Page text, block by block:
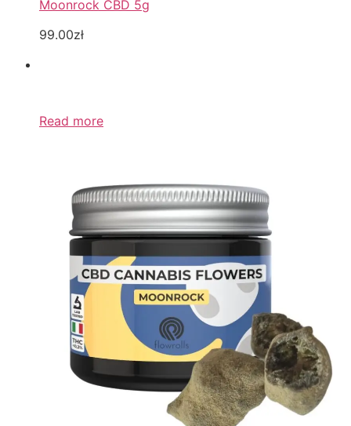
Moonrock CBD 5g
99.00zł
Read more